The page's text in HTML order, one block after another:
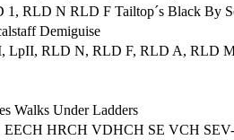
RLD N RLD F Tailtop´s Black By
Demiguise
LpII, RLD N, RLD F, RLD A, RLD
Walks Under Ladders
HRCH VDHCH SE VCH